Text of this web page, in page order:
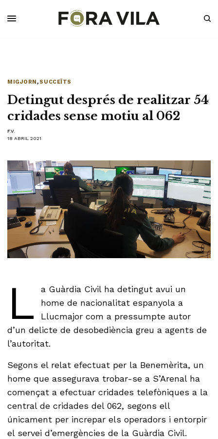
MIGJORN ,SUCCEÏTS
Detingut després de realitzar 54
cridades sense motiu al 062
F.V.
18 ABRIL 2021
L
a Guàrdia Civil ha detingut avui un
home de nacionalitat espanyola a
Llucmajor com a pressumpte autor
d’un delicte de desobediència greu a agents de
l’autoritat.
Segons el relat efectuat per la Benemèrita, un
home que assegurava trobar-se a S’Arenal ha
començat a efectuar cridades telefòniques a la
central de cridades del 062, segons ell
únicament per increpar els operadors i entorpir
el servei d’emergències de la Guàrdia Civil.